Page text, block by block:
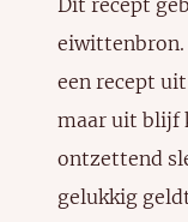
Dit recept
eiwittenbron.
een recept uit
maar uit blijf
ontzettend
gelukkig